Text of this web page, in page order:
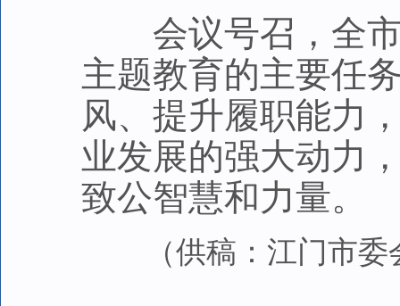
会议号召，全市
主题教育的主要任
风、提升履职能力
业发展的强大动力
致公智慧和力量。
（供稿：江门市委